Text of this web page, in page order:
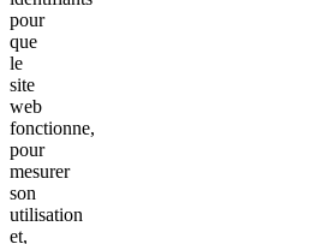
pour
que
le
site
web
fonctionne,
pour
mesurer
son
utilisation
et,